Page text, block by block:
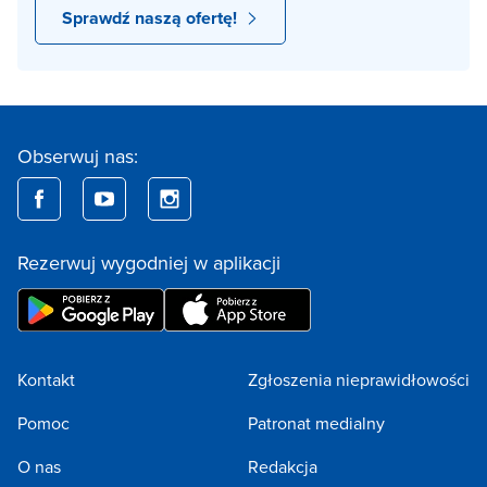
Sprawdź naszą ofertę!
Obserwuj nas:
Rezerwuj wygodniej w aplikacji
Kontakt
Pomoc
O nas
Zgłoszenia nieprawidłowości
Patronat medialny
Redakcja